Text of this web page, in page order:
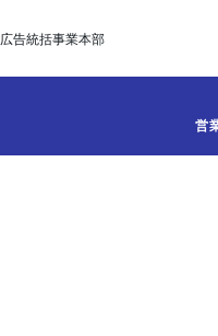
広告統括事業本部
営